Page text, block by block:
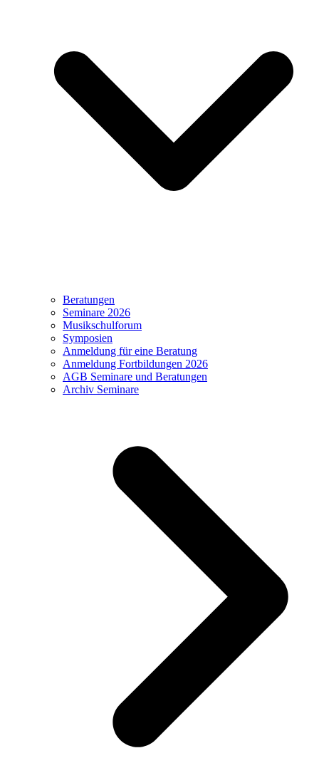
Beratungen
Seminare 2026
Musikschulforum
Symposien
Anmeldung für eine Beratung
Anmeldung Fortbildungen 2026
AGB Seminare und Beratungen
Archiv Seminare